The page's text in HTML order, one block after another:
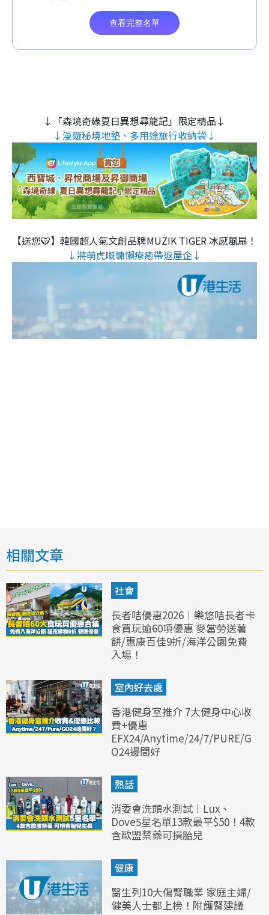
↓「森境奇緣夏日異想尋龍記」限定精品↓
↓漫遊秘境地墊、多用途旅行收納袋↓
【送您🐯】韓國超人氣文創品牌MUZIK TIGER 冰感風扇！
↓將萌虎嘅慵懶療癒帶返屋企↓
相關文章
社會
長者咭優惠2026︱樂悠咭長者卡
食買玩逾60項優惠 麥當勞送薯
餅/惠康百佳9折/海洋公園免費
入場！
室內好去處
香港健身室推介 7大健身中心收
費+優惠
EFX24/Anytime/24/7/PURE/G
O24邊間好
熱話
消委會洗頭水測試｜Lux、
Dove5星名單13款最平$50！4款
含歐盟禁藥可損胎兒
健康
醫生列10大傷腎職業 家庭主婦/
健美人士都上榜！附護腎建議